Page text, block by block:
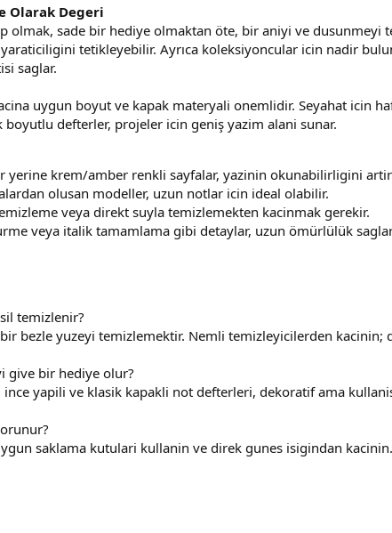
Olarak Degeri
olmak, sade bir hediye olmaktan öte, bir aniyi ve dusunmeyi
tetikleyebilir. Ayrıca koleksiyoncular icin nadir
saglar.
uygun boyut ve kapak materyali onemlidir. Seyahat icin
boyutlu defterler, projeler icin geniş yazim alani sunar.
yerine krem/amber renkli sayfalar, yazinin okunabilirligini
olusan modeller, uzun notlar icin ideal olabilir.
veya direkt suyla temizlemekten kacinmak gerekir.
veya italik tamamlama gibi detaylar, uzun ömürlülük
temizlenir?
bezle yuzeyi temizlemektir. Nemli temizleyicilerden
give bir hediye olur?
yapili ve klasik kapakli not defterleri, dekoratif ama
saklama kutulari kullanin ve direk gunes isigindan